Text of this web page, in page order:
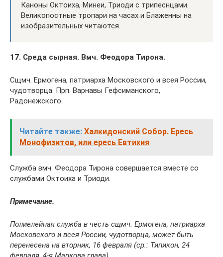
Каноны Октоиха, Минеи, Триоди с трипеснцами.
Великопостные тропари на часах и Блаженны на
изобразительных читаются.
17. Среда сырная. Вмч. Феодора Тирона.
Сщмч. Ермогена, патриарха Московского и всея России,
чудотворца. Прп. Варнавы Гефсиманского,
Радонежского.
Читайте также: Халкидонский Собор. Ересь
Монофизитов, или ересь Евтихия
Служба вмч. Феодора Тирона совершается вместе со
службами Октоиха и Триоди.
Примечание.
Полиелейная служба в честь сщмч. Ермогена, патриарха
Московского и всея России, чудотворца, может быть
перенесена на вторник, 16 февраля (ср.: Типикон, 24